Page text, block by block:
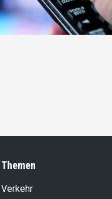
Themen
Verkehr